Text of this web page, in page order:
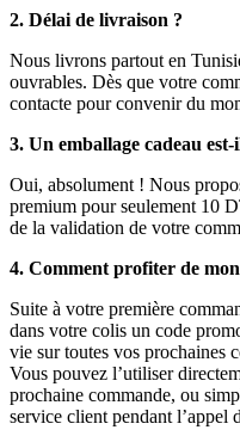
2. Délai de livraison ?
Nous livrons partout en
ouvrables. Dès que votre
contacte pour convenir du
3. Un emballage cadeau
Oui, absolument ! Nous
premium pour seulement 10
de la validation de votre
4. Comment profiter de
Suite à votre première
dans votre colis un code
vie sur toutes vos prochaines
Vous pouvez l’utiliser
prochaine commande, ou
service client pendant l’appel